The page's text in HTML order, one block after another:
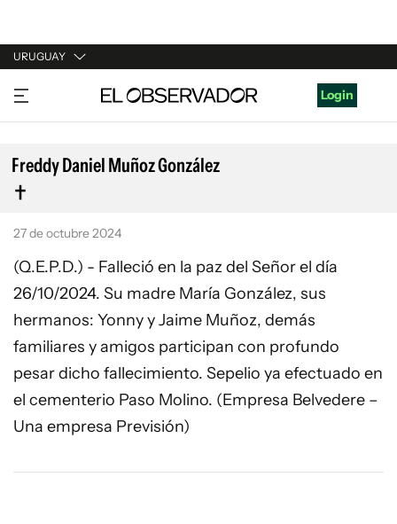
URUGUAY
URUGUAY
ARGENTINA
ESPAÑA
ESTADOS UNIDOS
Login
Freddy Daniel Muñoz González
27 de octubre 2024
(Q.E.P.D.) - Falleció en la paz del Señor el día
26/10/2024. Su madre María González, sus
hermanos: Yonny y Jaime Muñoz, demás
familiares y amigos participan con profundo
pesar dicho fallecimiento. Sepelio ya efectuado en
el cementerio Paso Molino. (Empresa Belvedere –
Una empresa Previsión)